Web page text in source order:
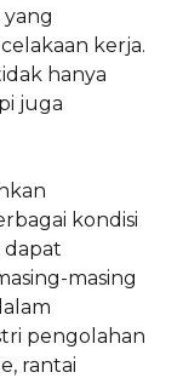
kerja.
hanya
juga
kondisi
dapat
masing
pengolahan
rantai